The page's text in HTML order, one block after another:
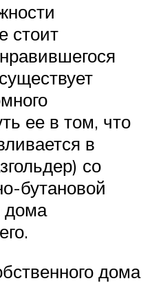
стоит
ее в том, что
в
со
бутановой
дома
дома